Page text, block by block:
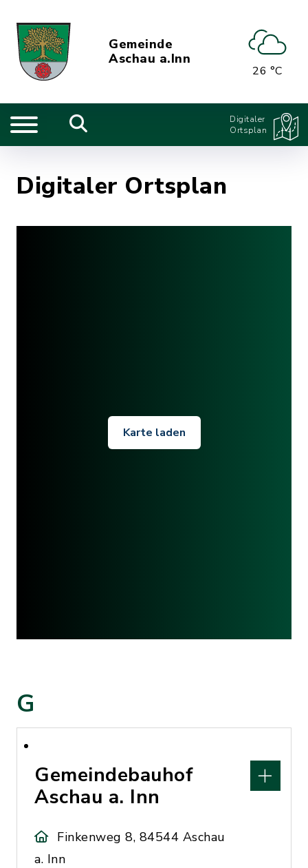
Gemeinde
Aschau a.Inn
26 °C
Digitaler
Ortsplan
Digitaler Ortsplan
Karte laden
G
Gemeindebauhof
Aschau a. Inn
Finkenweg 8, 84544 Aschau
a. Inn